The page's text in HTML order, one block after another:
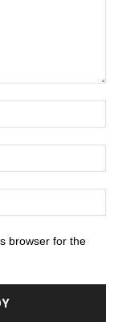
browser for the